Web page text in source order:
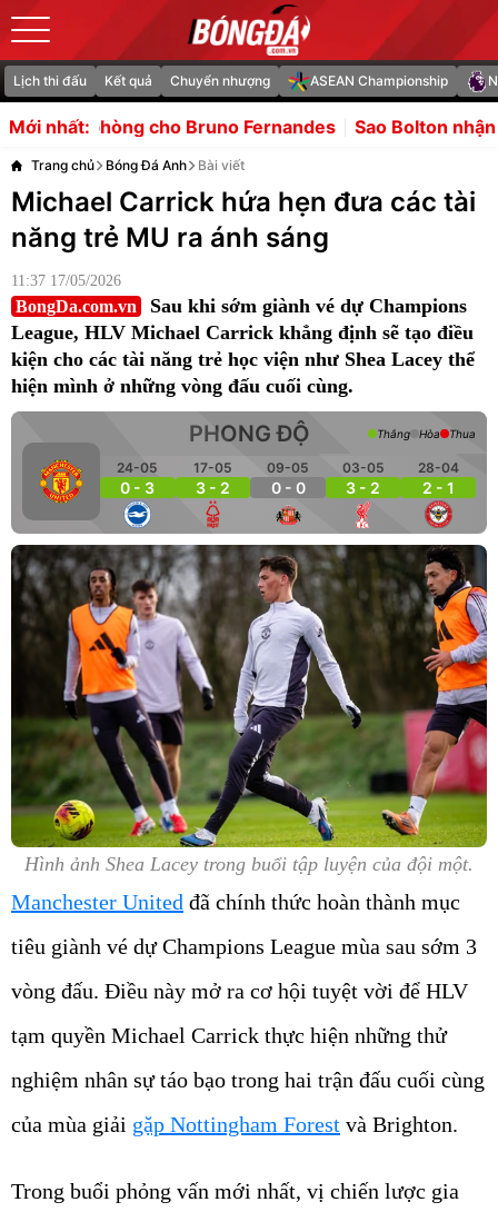
Lịch thi đấu Kết quả Chuyển nhượng ASEAN Championship
Mới nhất:
Bruno Fernandes Sao Bolton nhận thẻ đỏ vì đấm đối
Trang chủ Bóng Đá Anh Bài viết
Michael Carrick hứa hẹn đưa các tài
năng trẻ MU ra ánh sáng
11:37 17/05/2026
BongDa.com.vn
Sau khi sớm giành vé dự Champions
League, HLV Michael Carrick khẳng định sẽ tạo điều
kiện cho các tài năng trẻ học viện như Shea Lacey thể
hiện mình ở những vòng đấu cuối cùng.
PHONG ĐỘ
24-05
0 - 3
17-05
3 - 2
09-05
0 - 0
03-05
3 - 2
28-04
2 - 1
Thắng Hòa Thua
Hình ảnh Shea Lacey trong buổi tập luyện của đội một.
Manchester United đã chính thức hoàn thành mục
tiêu giành vé dự Champions League mùa sau sớm 3
vòng đấu. Điều này mở ra cơ hội tuyệt vời để HLV
tạm quyền Michael Carrick thực hiện những thử
nghiệm nhân sự táo bạo trong hai trận đấu cuối cùng
của mùa giải gặp Nottingham Forest và Brighton.
Trong buổi phỏng vấn mới nhất, vị chiến lược gia